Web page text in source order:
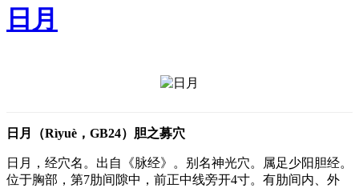
日月
日月（Rìyuè，GB24）胆之募穴
日月，经穴名。出自《脉经》。别名神光穴。属足少阳胆经。
位于胸部，第7肋间隙中，前正中线旁开4寸。有肋间内、外